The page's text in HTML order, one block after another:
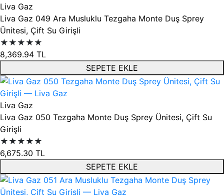
Liva Gaz
Liva Gaz 049 Ara Musluklu Tezgaha Monte Duş Sprey
Ünitesi, Çift Su Girişli
★★★★★
8,369.94 TL
SEPETE EKLE
Liva Gaz
Liva Gaz 050 Tezgaha Monte Duş Sprey Ünitesi, Çift Su
Girişli
★★★★★
6,675.30 TL
SEPETE EKLE